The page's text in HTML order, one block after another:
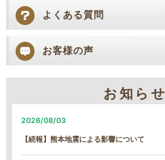
よくある質問
お客様の声
お知らせ
2026/08/03
【続報】熊本地震による影響について